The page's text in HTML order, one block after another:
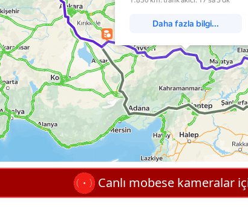
Canlı mobese kameralar